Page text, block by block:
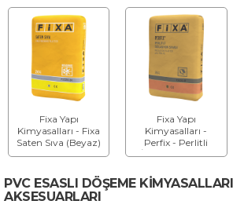
Fixa Yapı
Kimyasalları - Fixa
Saten Sıva (Beyaz)
Fixa Yapı
Kimyasalları -
Perfix - Perlitli
İzolasyon Sıvası
PVC ESASLI DÖŞEME
AKSESUARLARI